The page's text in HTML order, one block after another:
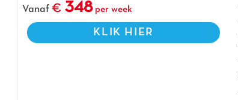
Vanaf
348 per week
KLIK HIER